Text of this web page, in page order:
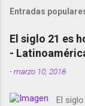
Entradas
El siglo 21 es
-
-marzo 10, 2018
El